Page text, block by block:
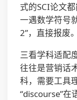
式的SCI论文
一遇数学符号
2”，直接报废。
三看学科适配
往往是营销话
科，需要工具
“discourse”在